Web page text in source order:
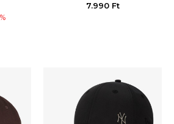
%
7.990 Ft